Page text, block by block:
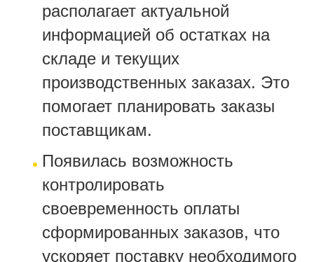
располагает актуальной
информацией об остатках на
складе и текущих
производственных заказах. Это
помогает планировать заказы
поставщикам.
Появилась возможность
контролировать
своевременность оплаты
сформированных заказов, что
ускоряет поставку необходимого